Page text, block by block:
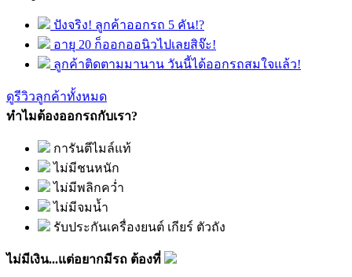
ปังจริง! ลูกค้าออกรถ 5 คัน!?
อายุ 20 ก็ออกออนิวไปเลยสิจ๊ะ!
ลูกค้าติดตามมานาน วันนี้ได้ออกรถสมใจแล้ว!
ดูรีวิวลูกค้าทั้งหมด
ทำไมต้องออกรถกับเรา?
การันตีไมล์แท้
ไม่มีชนหนัก
ไม่มีพลิกคว่ำ
ไม่มีจมน้ำ
รับประกันเครื่องยนต์ เกียร์ ตัวถัง
ไม่มีเงิน...แต่อยากมีรถ ต้องที่